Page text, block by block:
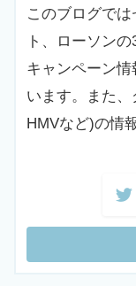
このブログで
ト、ローソン
キャンペーン
います。また
HMVなど)の情